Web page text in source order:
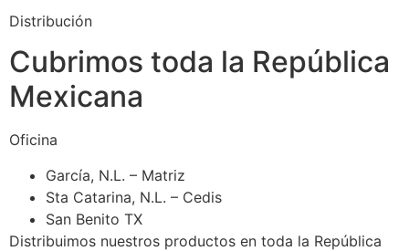
Distribución
Cubrimos toda la República
Mexicana
Oficina
García, N.L. – Matriz
Sta Catarina, N.L. – Cedis
San Benito TX
Distribuimos nuestros productos en toda la República